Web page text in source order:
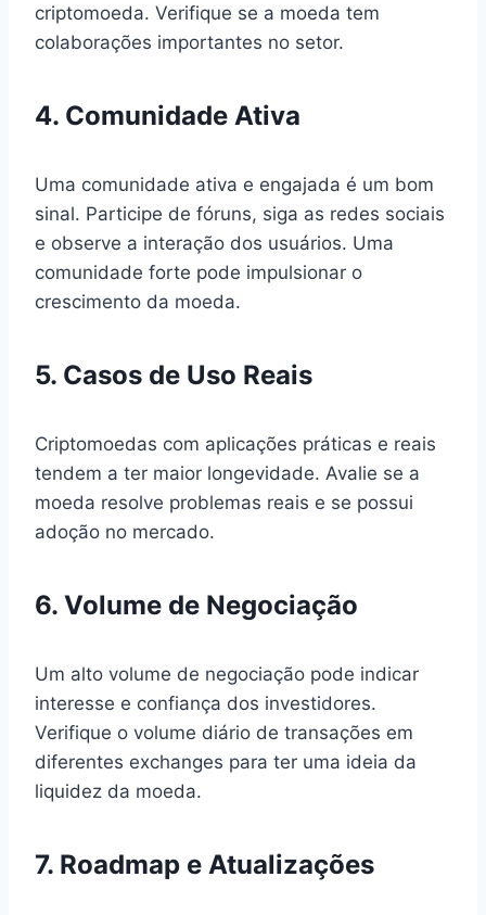
criptomoeda. Verifique se a moeda tem
colaborações importantes no setor.
4. Comunidade Ativa
Uma comunidade ativa e engajada é um bom
sinal. Participe de fóruns, siga as redes sociais
e observe a interação dos usuários. Uma
comunidade forte pode impulsionar o
crescimento da moeda.
5. Casos de Uso Reais
Criptomoedas com aplicações práticas e reais
tendem a ter maior longevidade. Avalie se a
moeda resolve problemas reais e se possui
adoção no mercado.
6. Volume de Negociação
Um alto volume de negociação pode indicar
interesse e confiança dos investidores.
Verifique o volume diário de transações em
diferentes exchanges para ter uma ideia da
liquidez da moeda.
7. Roadmap e Atualizações